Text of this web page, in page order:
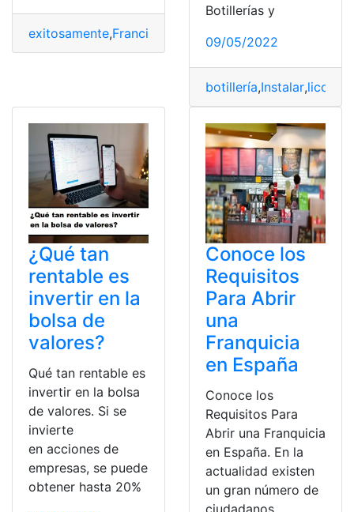
exitosamente,Francia Negocios , operadores
Botillerías y
09/05/2022
botillería,Instalar,
¿Qué tan
rentable es
invertir en la
bolsa de
valores?
Qué tan rentable es
invertir en la bolsa
de valores. Si se
invierte
en acciones de
empresas, se puede
obtener hasta 20%
Conoce los
Requisitos
Para Abrir
una
Franquicia
en España
Conoce los
Requisitos Para
Abrir una Franquicia
en España. En la
actualidad existen
un gran número de
ciudadanos